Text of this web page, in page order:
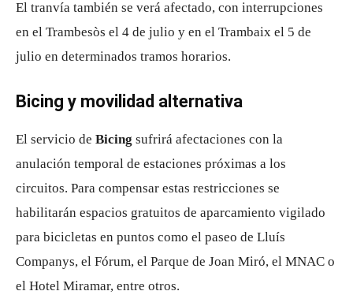
El tranvía también se verá afectado, con interrupciones
en el Trambesòs el 4 de julio y en el Trambaix el 5 de
julio en determinados tramos horarios.
Bicing y movilidad alternativa
El servicio de Bicing sufrirá afectaciones con la
anulación temporal de estaciones próximas a los
circuitos. Para compensar estas restricciones se
habilitarán espacios gratuitos de aparcamiento vigilado
para bicicletas en puntos como el paseo de Lluís
Companys, el Fórum, el Parque de Joan Miró, el MNAC o
el Hotel Miramar, entre otros.